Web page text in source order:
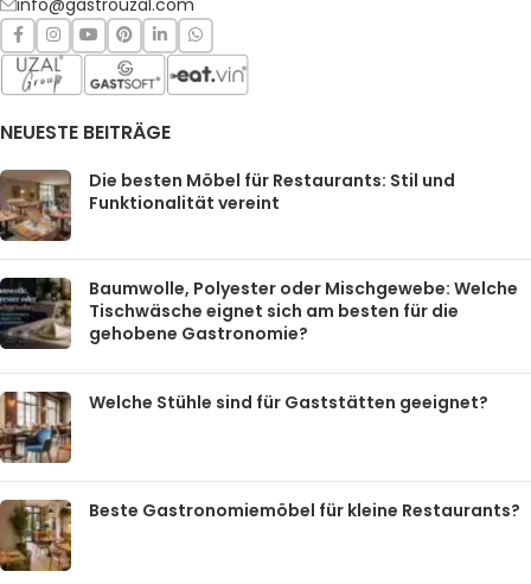
NEUESTE BEITRÄGE
Die besten Möbel für Restaurants: Stil und
Funktionalität vereint
Baumwolle, Polyester oder Mischgewebe: Welche
Tischwäsche eignet sich am besten für die
gehobene Gastronomie?
Welche Stühle sind für Gaststätten geeignet?
Beste Gastronomiemöbel für kleine Restaurants?